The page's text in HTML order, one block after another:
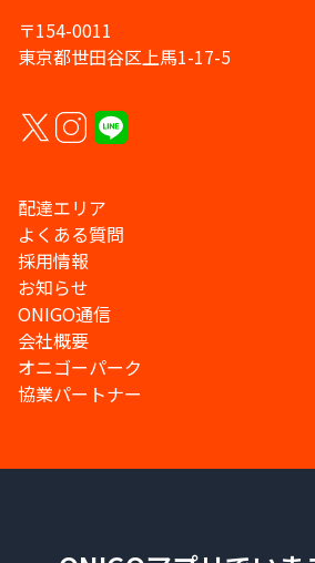
〒154-0011
東京都世田谷区上馬1-17-5
配達エリア
よくある質問
採用情報
お知らせ
ONIGO通信
会社概要
オニゴーパーク
協業パートナー